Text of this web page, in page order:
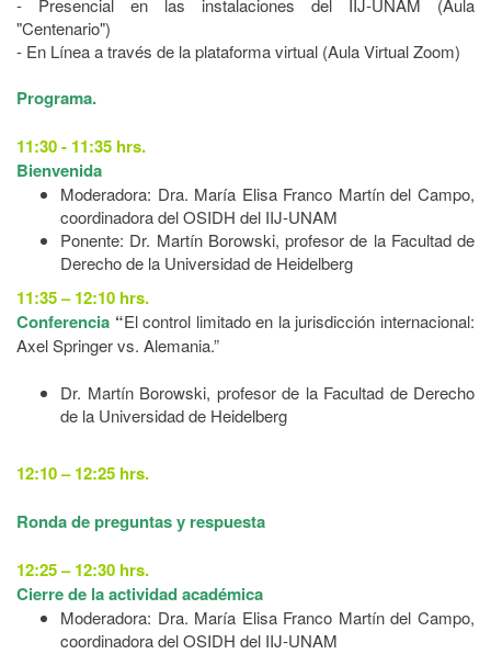
- Presencial en las instalaciones del IIJ-UNAM (Aula
"Centenario")
- En Línea a través de la plataforma virtual (Aula Virtual Zoom)
Programa.
11:30 - 11:35 hrs.
Bienvenida
Moderadora: Dra. María Elisa Franco Martín del Campo,
coordinadora del OSIDH del IIJ-UNAM
Ponente: Dr. Martín Borowski, profesor de la Facultad de
Derecho de la Universidad de Heidelberg
11:35 – 12:10 hrs.
Conferencia “El control limitado en la jurisdicción internacional:
Axel Springer vs. Alemania.”
Dr. Martín Borowski, profesor de la Facultad de Derecho
de la Universidad de Heidelberg
12:10 – 12:25 hrs.
Ronda de preguntas y respuesta
12:25 – 12:30 hrs.
Cierre de la actividad académica
Moderadora: Dra. María Elisa Franco Martín del Campo,
coordinadora del OSIDH del IIJ-UNAM